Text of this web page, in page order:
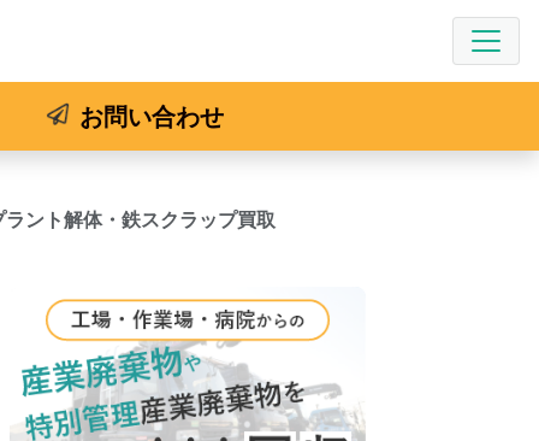
お問い合わせ
ント解体・鉄スクラップ買取